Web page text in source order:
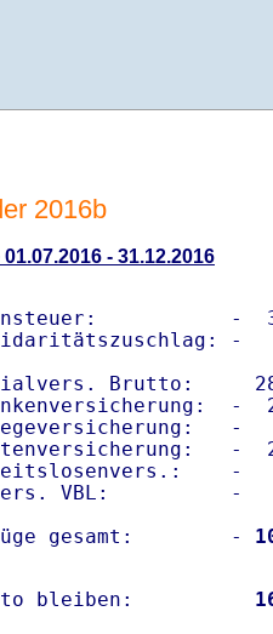
2016b
- 31.12.2016
-
-
Brutto:
-
-
-
-
VBL:          -
gesamt:        -
bleiben: